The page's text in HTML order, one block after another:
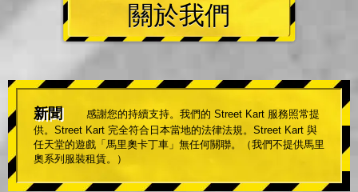
關於我們
新聞
感謝您的持續支持。我們的 Street Kart 服務照常提
供。Street Kart 完全符合日本當地的法律法規。Street Kart 與
任天堂的遊戲「馬里奧卡丁車」無任何關聯。（我們不提供馬里
奧系列服裝租賃。）